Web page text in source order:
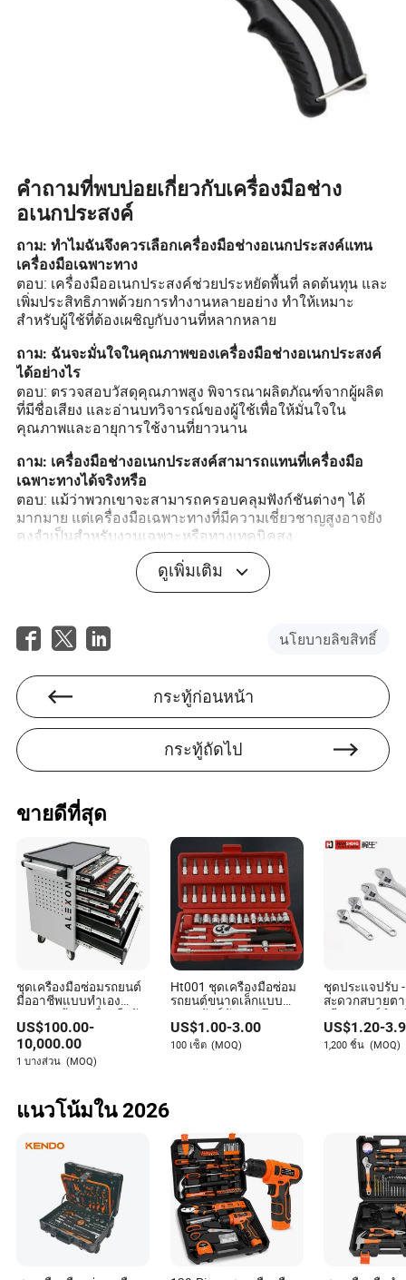
คำถามที่พบบ่อยเกี่ยวกับเครื่องมือช่าง
อเนกประสงค์
ถาม: ทำไมฉันจึงควรเลือกเครื่องมือช่างอเนกประสงค์แทน
เครื่องมือเฉพาะทาง
ตอบ: เครื่องมืออเนกประสงค์ช่วยประหยัดพื้นที่ ลดต้นทุน และ
เพิ่มประสิทธิภาพด้วยการทำงานหลายอย่าง ทำให้เหมาะ
สำหรับผู้ใช้ที่ต้องเผชิญกับงานที่หลากหลาย
ถาม: ฉันจะมั่นใจในคุณภาพของเครื่องมือช่างอเนกประสงค์
ได้อย่างไร
ตอบ: ตรวจสอบวัสดุคุณภาพสูง พิจารณาผลิตภัณฑ์จากผู้ผลิต
ที่มีชื่อเสียง และอ่านบทวิจารณ์ของผู้ใช้เพื่อให้มั่นใจใน
คุณภาพและอายุการใช้งานที่ยาวนาน
ถาม: เครื่องมือช่างอเนกประสงค์สามารถแทนที่เครื่องมือ
เฉพาะทางได้จริงหรือ
ตอบ: แม้ว่าพวกเขาจะสามารถครอบคลุมฟังก์ชันต่างๆ ได้
มากมาย แต่เครื่องมือเฉพาะทางที่มีความเชี่ยวชาญสูงอาจยัง
คงจำเป็นสำหรับงานเฉพาะหรือทางเทคนิคสูง
ยอมรับประสิทธิภาพและความแม่นยำที่เครื่องมือช่าง
อเนกประสงค์มอบให้ และเปลี่ยนวิธีการจัดการงานที่หลาก
Azul Mccormick
ผู้เขียน
อาซูล แมคคอร์มิค เป็นนักเขียนที่มีประสบการณ์ใน
อุตสาหกรรมเครื่องมือฮาร์ดแวร์ โดยเชี่ยวชาญในการ
ประเมินอุตสาหกรรมเครื่องมือฮาร์ดแวร์และการประเมิน
รอบการส่งมอบผลิตภัณฑ์ ด้วยสายตาที่เฉียบคมในการ
สังเกตและความเข้าใจอย่างลึกซึ้งในอุตสาหกรรม อาซูล
ให้การวิเคราะห์ที่ลึกซึ้งและความเห็นจากผู้เชี่ยวชาญ
เกี่ยวกับแนวโน้มและพัฒนาการล่าสุดในภาคเครื่องมือ
ฮาร์ดแวร์
ดูเพิ่มเติม
นโยบายลิขสิทธิ์
กระทู้ก่อนหน้า
กระทู้ถัดไป
ขายดีที่สุด
ชุดเครื่องมือซ่อมรถยนต์
มืออาชีพแบบทำเอง
ประกอบด้วยเครื่องมือจับ
และชุดซ็อกเก็ต 368
US$100.00-
10,000.00
1 บางส่วน (MOQ)
Ht001 ชุดเครื่องมือซ่อม
รถยนต์ขนาดเล็กแบบ
หลายฟังก์ชันรวมถึงชุด
บล็อก
US$1.00-3.00
100 เซ็ต (MOQ)
ชุดประแจปรับ
สะดวกสบายต
สรีรศาสตร์สำ
อาชีพ, เหล็กก
เครื่องมือช่าง,
ช่าง, เครื่องมื
US$1.20-
1,200 ชิ้น (MOQ)
แนวโน้มใน 2026